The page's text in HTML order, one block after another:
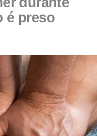
é preso